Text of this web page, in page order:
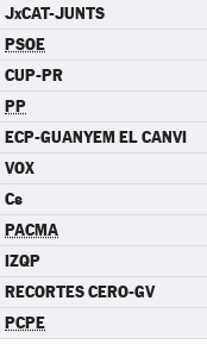
JxCAT-JUNTS
PSOE
CUP-PR
PP
ECP-GUANYEM EL CANVI
VOX
Cs
PACMA
IZQP
RECORTES CERO-GV
PCPE